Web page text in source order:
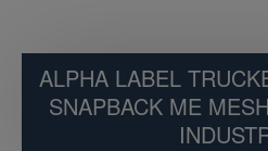
ALPHA LABEL
SNAPBACK ΜΕ